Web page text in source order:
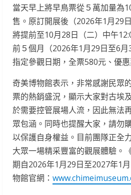
當天早上將早鳥票從５萬加量為
售。原訂開展後（2026年1月29
將提前至10月28日（二）中午
前５個月（2026年1月29日至6
指定參觀日期，全票580元、優惠
奇美博物館表示，非常感謝民眾
票的熱銷盛況，顯示大家對古埃
於需要控管展場人流，因此無法
眾包涵。同時也提醒大家，請勿
以保護自身權益。目前團隊正全
大眾一場精采豐富的觀展體驗。
期自2026年1月29日至2027年1
物館官網：